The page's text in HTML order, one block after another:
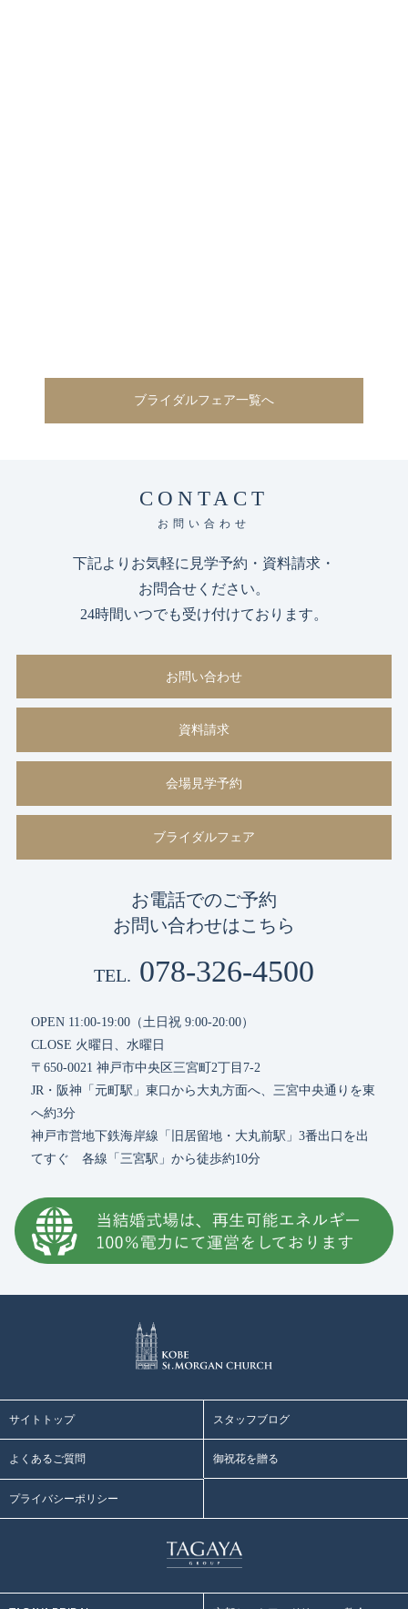
ブライダルフェア一覧へ
CONTACT
お問い合わせ
下記よりお気軽に見学予約・資料請求・
お問合せください。
24時間いつでも受け付けております。
お問い合わせ
資料請求
会場見学予約
ブライダルフェア
お電話でのご予約
お問い合わせはこちら
TEL. 078-326-4500
OPEN 11:00-19:00（土日祝 9:00-20:00）
CLOSE 火曜日、水曜日
〒650-0021 神戸市中央区三宮町2丁目7-2
JR・阪神「元町駅」東口から大丸方面へ、三宮中央通りを東
へ約3分
神戸市営地下鉄海岸線「旧居留地・大丸前駅」3番出口を出
てすぐ 各線「三宮駅」から徒歩約10分
サイトトップ スタッフブログ
よくあるご質問 御祝花を贈る
プライバシーポリシー